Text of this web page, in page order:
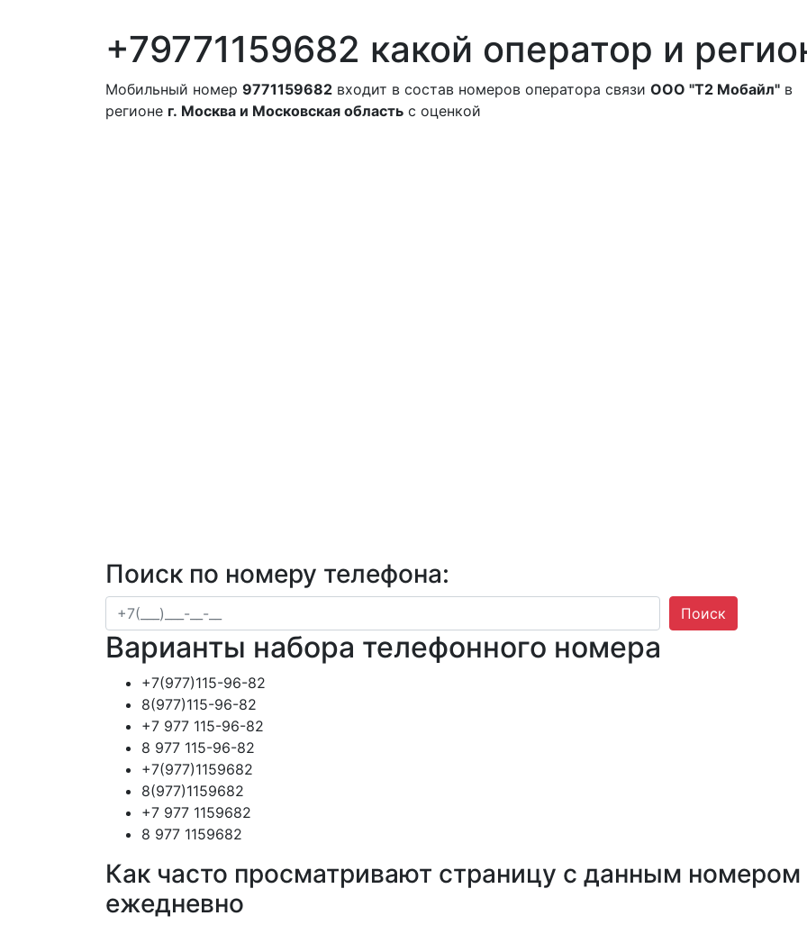
+79771159682 какой оператор и
Мобильный номер 9771159682 входит в состав номеров оператора связи ООО "Т2 Мобайл" в
регионе г. Москва и Московская область с оценкой
Поиск по номеру телефона:
Поиск
Варианты набора телефонного номера
+7(977)115-96-82
8(977)115-96-82
+7 977 115-96-82
8 977 115-96-82
+7(977)1159682
8(977)1159682
+7 977 1159682
8 977 1159682
Как часто просматривают страницу с данным номером
ежедневно